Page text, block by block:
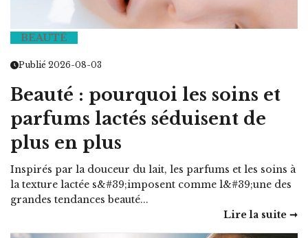
BEAUTÉ
Publié 2026-08-03
Beauté : pourquoi les soins et
parfums lactés séduisent de
plus en plus
Inspirés par la douceur du lait, les parfums et les soins à
la texture lactée s&#39;imposent comme l&#39;une des
grandes tendances beauté...
Lire la suite ➞